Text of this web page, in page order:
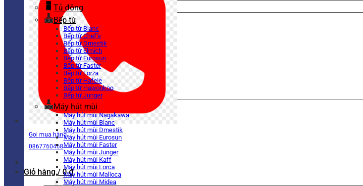
Gọi mua hàng
0867760468
Giỏ hàng / 0₫
Tủ đông
Bếp từ
Bếp từ Blanc
Bếp từ Chef’s
Bếp từ Dmestik
Bếp từ Elmich
Bếp từ Eurosun
Bếp từ Faster
Bếp từ Forza
Bếp từ Hafele
Bếp từ Hawonkoo
Bếp từ Junger
Máy hút mùi
Máy hút mùi Nagakawa
Máy hút mùi Blanc
Máy hút mùi Dmestik
Máy hút mùi Eurosun
Máy hút mùi Faster
Máy hút mùi Junger
Máy hút mùi Kaff
Máy hút mùi Lorca
Máy hút mùi Malloca
Máy hút mùi Midea